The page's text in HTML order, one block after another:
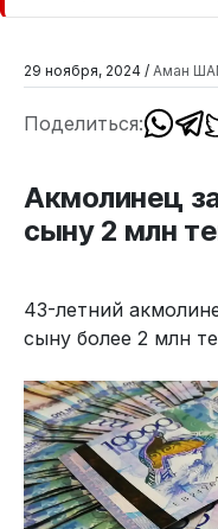
29 ноября, 2024 / Аман
Поделиться:
Акмолинец
сыну 2 млн
43-летний
сыну более 2 млн